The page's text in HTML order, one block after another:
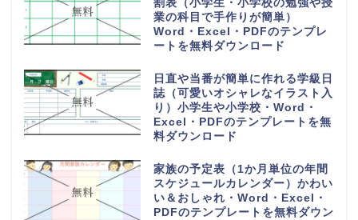
割表（小学生・小学校の勉強や授
業の科目で手作りが簡単）
Word・Excel・PDFのテンプレ
ートを無料ダウンロード
日直や当番が簡単に作れる学級日
誌（可愛いオシャレなイラスト入
り）小学生や小学校・Word・
Excel・PDFのテンプレートを無
料ダウンロード
家族の予定表（1か月単位の年間
スケジュールカレンダー）かわい
い＆おしゃれ・Word・Excel・
PDFのテンプレートを無料ダウン